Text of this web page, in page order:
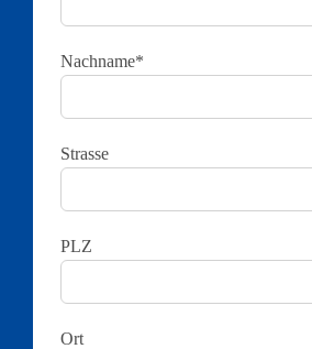
Nachname*
Strasse
PLZ
Ort